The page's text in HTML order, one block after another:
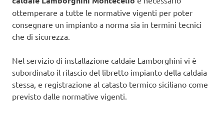
ottemperare a tutte le normative vigenti per poter
consegnare un impianto a norma sia in termini tecnici
che di sicurezza.
Nel servizio di installazione caldaie Lamborghini vi è
subordinato il rilascio del libretto impianto della caldaia
stessa, e registrazione al catasto termico siciliano come
previsto dalle normative vigenti.